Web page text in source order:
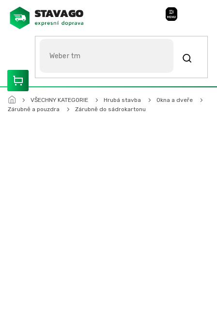
obsah
ROZVÁŽÍME OLOMOUCKO, SVITAVSKO, ŠUMPERSKO, BRNO,
PARDUBICE, HRADEC KRÁLOVÉ
VŠECHNY KATEGORIE Hrubá stavba
Okna a dveře
Zárubně a pouzdra
Zárubně do sádrokartonu
Stavago Podpora